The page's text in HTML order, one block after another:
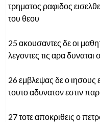
τρηματος ραφιδος
του θεου
25 ακουσαντες δε οι
λεγοντες τις αρα δυναται
26 εμβλεψας δε ο ιησους
τουτο αδυνατον εστιν
27 τοτε αποκριθεις ο